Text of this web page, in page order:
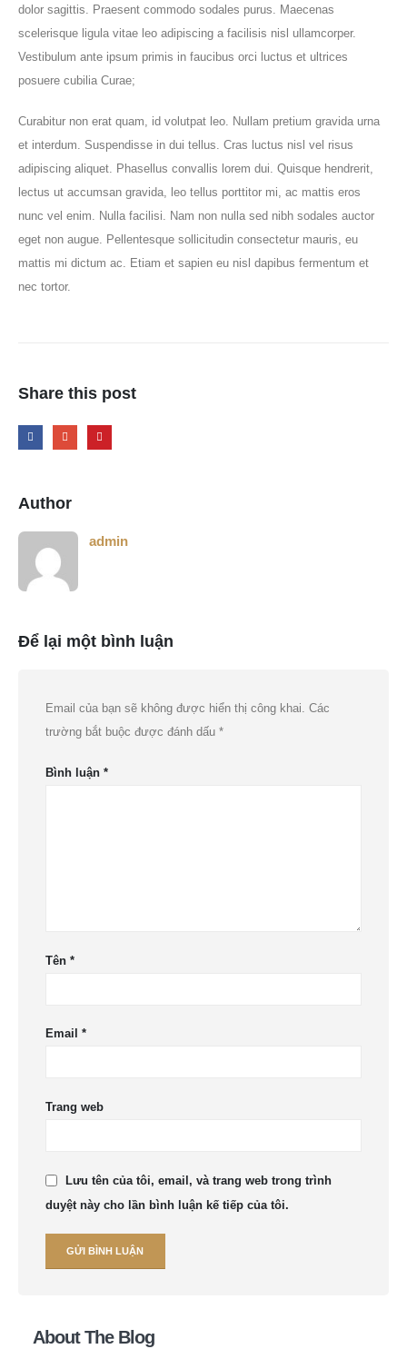
dolor sagittis. Praesent commodo sodales purus. Maecenas
scelerisque ligula vitae leo adipiscing a facilisis nisl ullamcorper.
Vestibulum ante ipsum primis in faucibus orci luctus et ultrices
posuere cubilia Curae;
Curabitur non erat quam, id volutpat leo. Nullam pretium gravida urna
et interdum. Suspendisse in dui tellus. Cras luctus nisl vel risus
adipiscing aliquet. Phasellus convallis lorem dui. Quisque hendrerit,
lectus ut accumsan gravida, leo tellus porttitor mi, ac mattis eros
nunc vel enim. Nulla facilisi. Nam non nulla sed nibh sodales auctor
eget non augue. Pellentesque sollicitudin consectetur mauris, eu
mattis mi dictum ac. Etiam et sapien eu nisl dapibus fermentum et
nec tortor.
Share this post
Author
admin
Để lại một bình luận
Email của bạn sẽ không được hiển thị công khai. Các
trường bắt buộc được đánh dấu *
Bình luận *
Tên *
Email *
Trang web
Lưu tên của tôi, email, và trang web trong trình
duyệt này cho lần bình luận kế tiếp của tôi.
About The Blog